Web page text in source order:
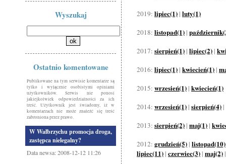
Wyszukaj
Ostatnio komentowane
Publikowane na tym serwisie komentarze są
tylko i wyłącznie osobistymi opiniami
użytkowników. Serwis nie ponosi
jakiejkolwiek odpowiedzialności za ich
treść. Użytkownik jest świadomy, iż w
komentarzach nie może znaleźć się treść
zabroniona przez prawo.
W Wałbrzychu promocja droga,
zastępca nielegalny?
Data newsa: 2008-12-12 11:26
2019: lipiec(1) | luty(1)
2018: listopad(1) |
2017: sierpień(1) | lipiec(2) |
2016: lipiec(1) | kwiecień(1) |
2015: wrzesień(1) | kwiecień(1)
2014: wrzesień(1) | sierpień(4) |
2013: sierpień(2) | maj(1) |
2012: grudzień(5) | listopad(10)
lipiec(11) | czerwiec(3) | maj(2)